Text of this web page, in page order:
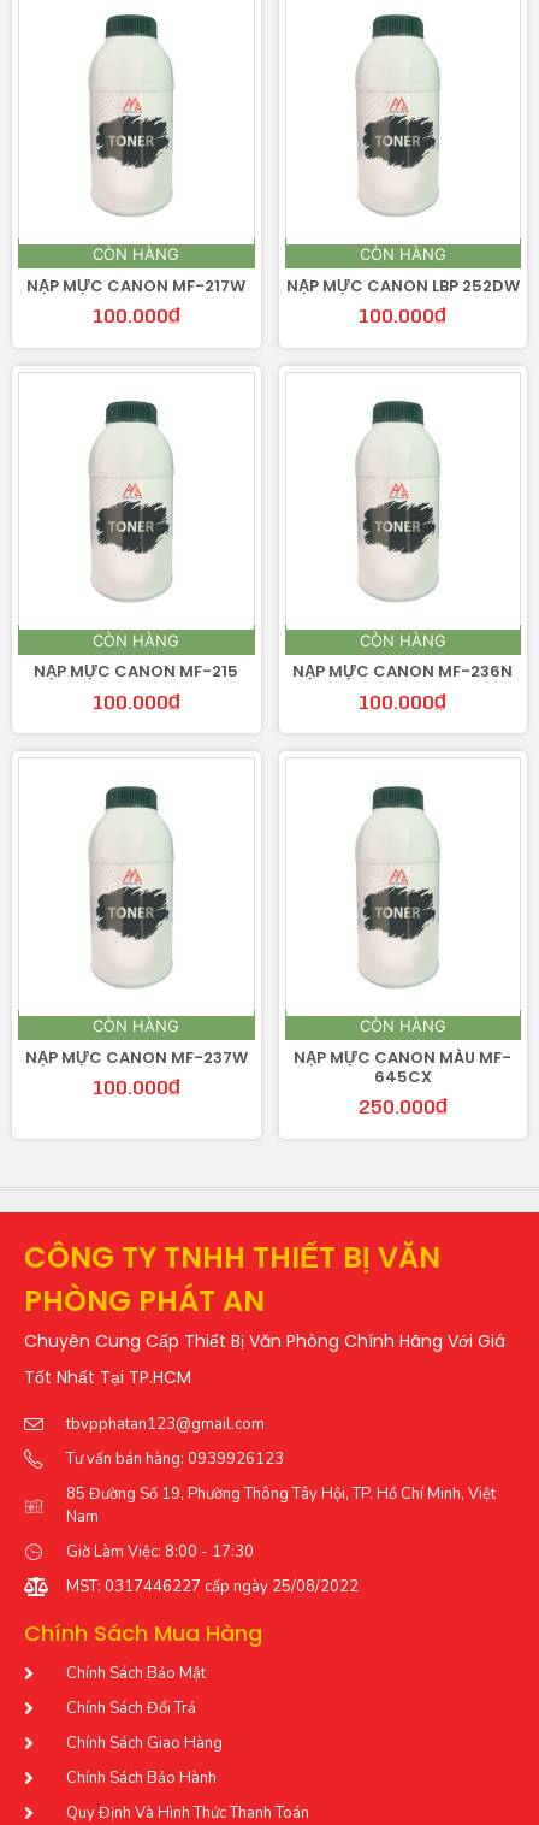
CÒN HÀNG
NẠP MỰC CANON MF-217W
100.000₫
CÒN HÀNG
NẠP MỰC CANON LBP 252DW
100.000₫
CÒN HÀNG
NẠP MỰC CANON MF-215
100.000₫
CÒN HÀNG
NẠP MỰC CANON MF-236N
100.000₫
CÒN HÀNG
NẠP MỰC CANON MF-237W
100.000₫
CÒN HÀNG
NẠP MỰC CANON MÀU MF-
645CX
250.000₫
CÔNG TY TNHH THIẾT BỊ VĂN
PHÒNG PHÁT AN
Chuyên Cung Cấp Thiết Bị Văn Phòng Chính Hãng Với Giá
Tốt Nhất Tại TP.HCM
tbvpphatan123@gmail.com
Tư vấn bán hàng: 0939926123
85 Đường Số 19, Phường Thông Tây Hội, TP. Hồ Chí Minh, Việt
Nam
Giờ Làm Việc: 8:00 - 17:30
MST: 0317446227 cấp ngày 25/08/2022
Chính Sách Mua Hàng
Chính Sách Bảo Mật
Chính Sách Đổi Trả
Chính Sách Giao Hàng
Chính Sách Bảo Hành
Quy Định Và Hình Thức Thanh Toán